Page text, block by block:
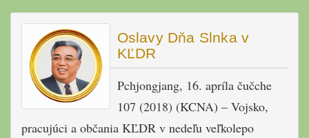
Oslavy Dňa Slnka v
KĽDR
Pchjongjang, 16. apríla čučche
107 (2018) (KCNA) – Vojsko,
pracujúci a občania KĽDR v nedeľu veľkolepo